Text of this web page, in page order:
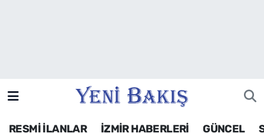
RESMİ İLANLAR İZMİR HABERLERİ GÜNCEL